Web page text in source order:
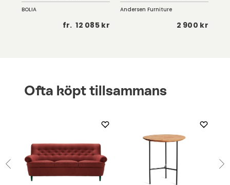
BOLIA
fr. 12 085 kr
Andersen Furniture
2 900 kr
Ofta köpt tillsammans